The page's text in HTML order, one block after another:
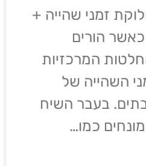
זמני שהייה +
הורים
המרכזיות
השהייה של
בעבר השיח
כמו…